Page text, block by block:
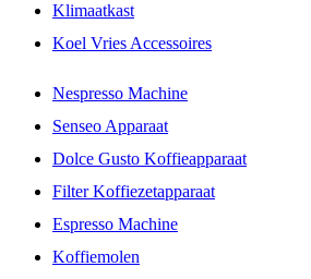
Klimaatkast
Koel Vries Accessoires
Nespresso Machine
Senseo Apparaat
Dolce Gusto Koffieapparaat
Filter Koffiezetapparaat
Espresso Machine
Koffiemolen